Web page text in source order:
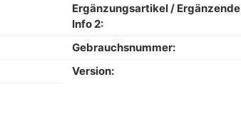
Ergänzungsartikel / Ergänzende
Info 2:
Gebrauchsnummer:
Version: